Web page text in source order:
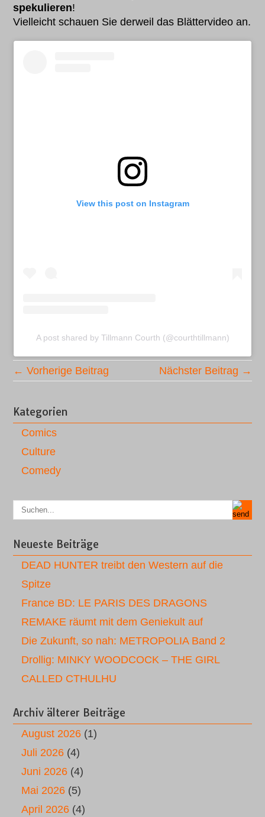
spekulieren!
Vielleicht schauen Sie derweil das Blättervideo an.
View this post on Instagram
A post shared by Tillmann Courth (@courthtillmann)
← Vorherige Beitrag Nächster Beitrag →
Kategorien
Comics
Culture
Comedy
Neueste Beiträge
DEAD HUNTER treibt den Western auf die
Spitze
France BD: LE PARIS DES DRAGONS
REMAKE räumt mit dem Geniekult auf
Die Zukunft, so nah: METROPOLIA Band 2
Drollig: MINKY WOODCOCK – THE GIRL
CALLED CTHULHU
Archiv älterer Beiträge
August 2026 (1)
Juli 2026 (4)
Juni 2026 (4)
Mai 2026 (5)
April 2026 (4)